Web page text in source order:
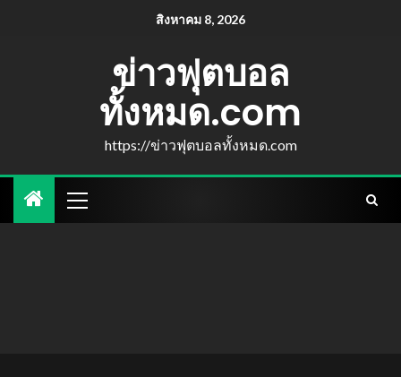
สิงหาคม 8, 2026
ข่าวฟุตบอล
ทั้งหมด.com
https://ข่าวฟุตบอลทั้งหมด.com